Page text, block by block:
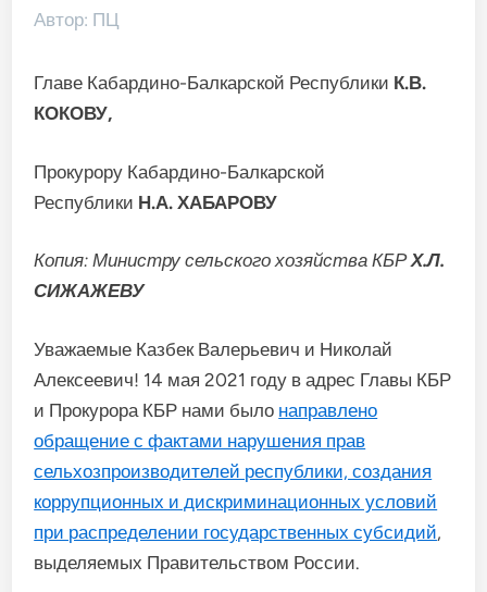
Автор: ПЦ
Главе Кабардино-Балкарской Республики К.В.
КОКОВУ,
Прокурору Кабардино-Балкарской
Республики Н.А. ХАБАРОВУ
Копия: Министру сельского хозяйства КБРХ.Л.
СИЖАЖЕВУ
Уважаемые Казбек Валерьевич и Николай
Алексеевич! 14 мая 2021 году в адрес Главы КБР
и Прокурора КБР нами было направлено
обращение с фактами нарушения прав
сельхозпроизводителей республики, создания
коррупционных и дискриминационных условий
при распределении государственных субсидий,
выделяемых Правительством России.